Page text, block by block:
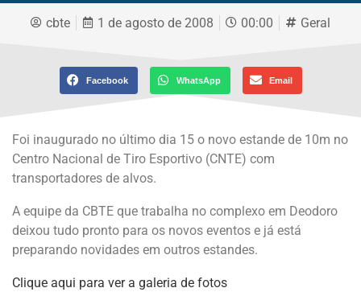
cbte 1 de agosto de 2008 00:00 Geral
Facebook WhatsApp Email
Foi inaugurado no último dia 15 o novo estande de 10m no
Centro Nacional de Tiro Esportivo (CNTE) com
transportadores de alvos.
A equipe da CBTE que trabalha no complexo em Deodoro
deixou tudo pronto para os novos eventos e já está
preparando novidades em outros estandes.
Clique aqui para ver a galeria de fotos